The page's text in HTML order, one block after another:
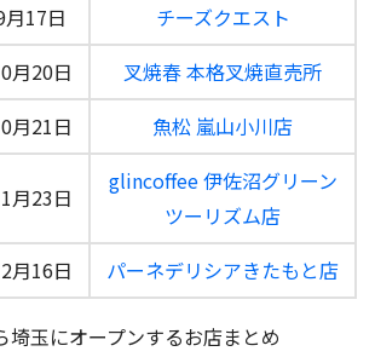
月17日
チーズクエスト
月20日
叉焼春 本格叉焼直売所
月21日 魚松 嵐山小川店
月23日
glincoffee 伊佐沼グリーン
ツーリズム店
月16日 パーネデリシアきたもと店
玉にオープンするお店まとめ